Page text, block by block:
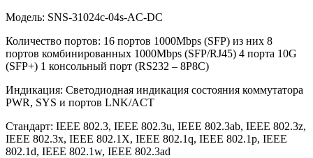
Модель: SNS-31024с-04s-AC-DC
Количество портов: 16 портов 1000Mbps (SFP) из них 8
портов комбинированных 1000Mbps (SFP/RJ45) 4 порта 10G
(SFP+) 1 консольный порт (RS232 – 8P8C)
Индикация: Светодиодная индикация состояния коммутатора
PWR, SYS и портов LNK/ACT
Стандарт: IEEE 802.3, IEEE 802.3u, IEEE 802.3ab, IEEE 802.3z,
IEEE 802.3x, IEEE 802.1X, IEEE 802.1q, IEEE 802.1p, IEEE
802.1d, IEEE 802.1w, IEEE 802.3ad